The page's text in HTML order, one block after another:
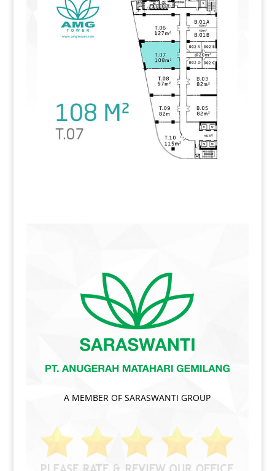
A MEMBER OF SARASWANTI GROUP